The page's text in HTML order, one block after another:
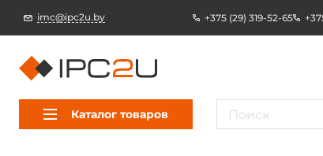
imc@ipc2u.by +375 (29) 319-52-65
Каталог товаров